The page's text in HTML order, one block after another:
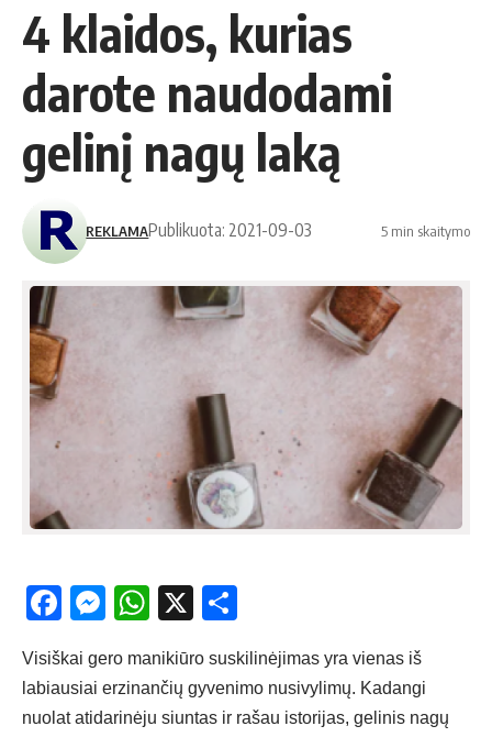
4 klaidos, kurias
darote naudodami
gelinį nagų laką
REKLAMAPublikuota: 2021-09-03 5 min skaitymo
Facebook
Messenger
WhatsApp
X
Visiškai gero manikiūro suskilinėjimas yra vienas iš
labiausiai erzinančių gyvenimo nusivylimų. Kadangi
nuolat atidarinėju siuntas ir rašau istorijas, gelinis nagų